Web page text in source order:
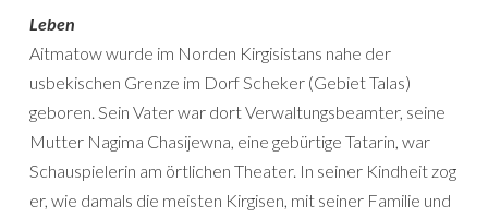
Leben
Aitmatow wurde im Norden Kirgisistans nahe der
usbekischen Grenze im Dorf Scheker (Gebiet Talas)
geboren. Sein Vater war dort Verwaltungsbeamter, seine
Mutter Nagima Chasijewna, eine gebürtige Tatarin, war
Schauspielerin am örtlichen Theater. In seiner Kindheit zog
er, wie damals die meisten Kirgisen, mit seiner Familie und